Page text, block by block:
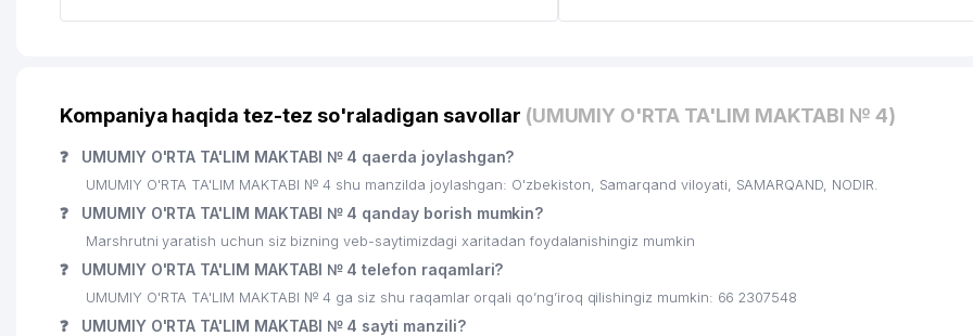
Kompaniya haqida tez-tez so'raladigan savollar (UMUMIY O'RTA TA'LIM MAKTABI № 4)
❓ UMUMIY O'RTA TA'LIM MAKTABI № 4 qaerda joylashgan?
UMUMIY O'RTA TA'LIM MAKTABI № 4 shu manzilda joylashgan: O'zbekiston, Samarqand viloyati, SAMARQAND, NODIR.
❓ UMUMIY O'RTA TA'LIM MAKTABI № 4 qanday borish mumkin?
Marshrutni yaratish uchun siz bizning veb-saytimizdagi xaritadan foydalanishingiz mumkin
❓ UMUMIY O'RTA TA'LIM MAKTABI № 4 telefon raqamlari?
UMUMIY O'RTA TA'LIM MAKTABI № 4 ga siz shu raqamlar orqali qo’ng’iroq qilishingiz mumkin: 66 2307548
❓ UMUMIY O'RTA TA'LIM MAKTABI № 4 sayti manzili?